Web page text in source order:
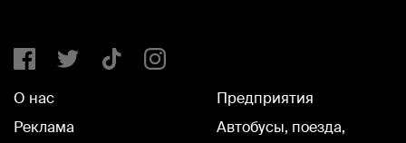
О нас
Реклама
Предприятия
Автобусы, поезда,